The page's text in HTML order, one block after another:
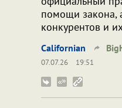
помощи закона,
конкурентов и
Californian
07.07.26
19:51